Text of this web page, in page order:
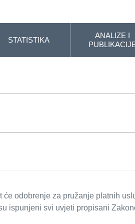
STATISTIKA
ANALIZE I
će odobrenje za pružanje platnih
ispunjeni svi uvjeti propisani